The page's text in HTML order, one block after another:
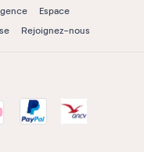
Espace
Rejoignez-nous